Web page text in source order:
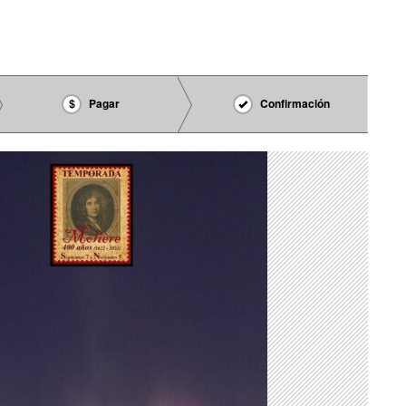
Pagar Confirmación